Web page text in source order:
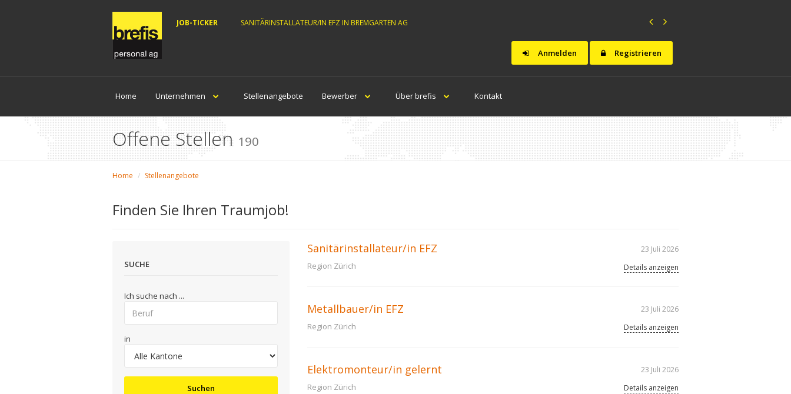
JOB-TICKER SANITÄRINSTALLATEUR/IN EFZ IN BREMGARTEN AG
Anmelden Registrieren
Home Unternehmen Stellenangebote Bewerber Über brefis Kontakt
Offene Stellen 190
Home Stellenangebote
Finden Sie Ihren Traumjob!
SUCHE
Ich suche nach ...
in
Suchen
Sanitärinstallateur/in EFZ
Region Zürich
23 Juli 2026
Details anzeigen
Metallbauer/in EFZ
Region Zürich
23 Juli 2026
Details anzeigen
Elektromonteur/in gelernt
Region Zürich
23 Juli 2026
Details anzeigen